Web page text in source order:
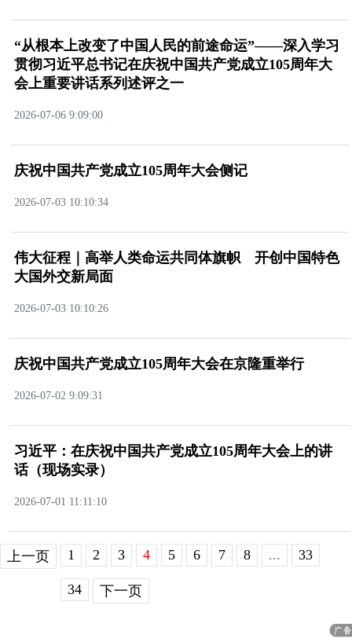
“从根本上改变了中国人民的前途命运”——深入学习
贯彻习近平总书记在庆祝中国共产党成立105周年大
会上重要讲话系列述评之一
2026-07-069:09:00
庆祝中国共产党成立105周年大会侧记
2026-07-0310:10:34
伟大征程｜高举人类命运共同体旗帜开创中国特色
大国外交新局面
2026-07-0310:10:26
庆祝中国共产党成立105周年大会在京隆重举行
2026-07-029:09:31
习近平：在庆祝中国共产党成立105周年大会上的讲
话（现场实录）
2026-07-0111:11:10
上一页 1 2 3 4 5 6 7 8 ... 33
34 下一页